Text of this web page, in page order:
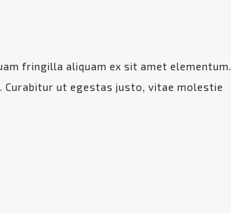
fringilla aliquam ex sit amet elementum.
Curabitur ut egestas justo, vitae molestie